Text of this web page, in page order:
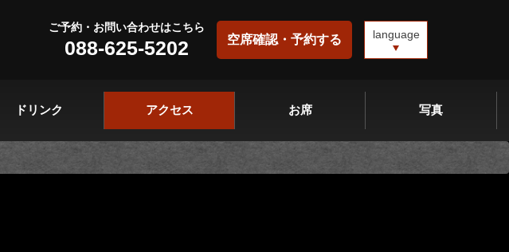
ご予約・お問い合わせはこちら
088-625-5202 空席確認・予約する language
ドリンク アクセス お席 写真